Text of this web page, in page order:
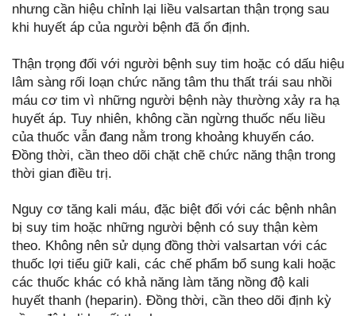
nhưng cần hiệu chỉnh lại liều valsartan thận trọng sau
khi huyết áp của người bệnh đã ổn định.
Thận trọng đối với người bệnh suy tim hoặc có dấu hiệu
lâm sàng rối loạn chức năng tâm thu thất trái sau nhồi
máu cơ tim vì những người bệnh này thường xảy ra hạ
huyết áp. Tuy nhiên, không cần ngừng thuốc nếu liều
của thuốc vẫn đang nằm trong khoảng khuyến cáo.
Đồng thời, cần theo dõi chặt chẽ chức năng thận trong
thời gian điều trị.
Nguy cơ tăng kali máu, đặc biệt đối với các bệnh nhân
bị suy tim hoặc những người bệnh có suy thận kèm
theo. Không nên sử dụng đồng thời valsartan với các
thuốc lợi tiểu giữ kali, các chế phẩm bổ sung kali hoặc
các thuốc khác có khả năng làm tăng nồng độ kali
huyết thanh (heparin). Đồng thời, cần theo dõi định kỳ